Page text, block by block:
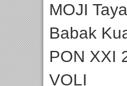
Rayakan Perpaduan Warisan Dan
Meramaikan Jakarta dengan Ribuan
MOJI
Babak
PON XXI
VOLI